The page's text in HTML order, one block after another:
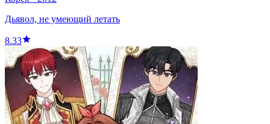
Дьявол, не умеющий летать
8.33